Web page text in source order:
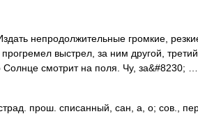
непродолжительные громкие,
выстрел, за ним другой,
смотрит на поля. Чу, за&#8230; …
прош. списанный, сан, а, о; сов.,